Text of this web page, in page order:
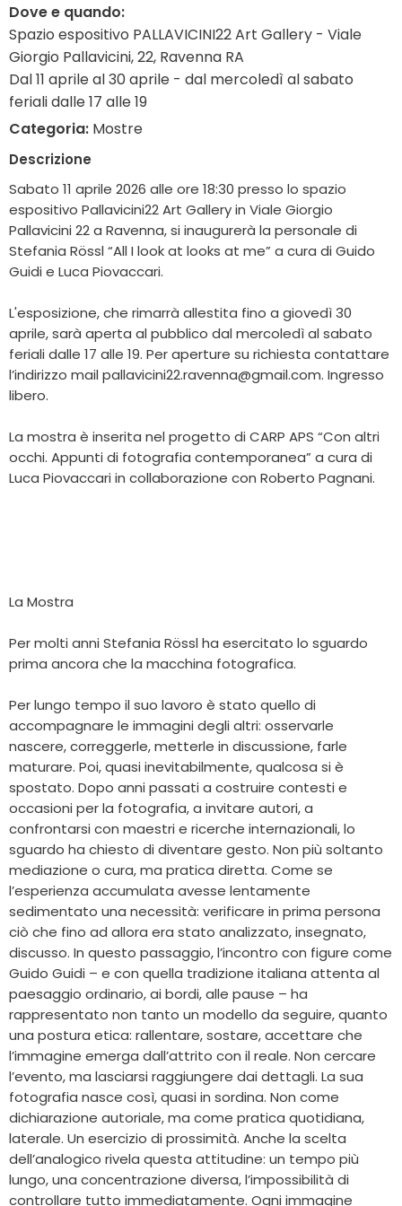
Dove e quando:
Spazio espositivo PALLAVICINI22 Art Gallery - Viale
Giorgio Pallavicini, 22, Ravenna RA
Dal 11 aprile al 30 aprile - dal mercoledì al sabato
feriali dalle 17 alle 19
Categoria: Mostre
Descrizione
Sabato 11 aprile 2026 alle ore 18:30 presso lo spazio
espositivo Pallavicini22 Art Gallery in Viale Giorgio
Pallavicini 22 a Ravenna, si inaugurerà la personale di
Stefania Rössl “All I look at looks at me” a cura di Guido
Guidi e Luca Piovaccari.
L'esposizione, che rimarrà allestita fino a giovedì 30
aprile, sarà aperta al pubblico dal mercoledì al sabato
feriali dalle 17 alle 19. Per aperture su richiesta contattare
l’indirizzo mail pallavicini22.ravenna@gmail.com. Ingresso
libero.
La mostra è inserita nel progetto di CARP APS “Con altri
occhi. Appunti di fotografia contemporanea” a cura di
Luca Piovaccari in collaborazione con Roberto Pagnani.
La Mostra
Per molti anni Stefania Rössl ha esercitato lo sguardo
prima ancora che la macchina fotografica.
Per lungo tempo il suo lavoro è stato quello di
accompagnare le immagini degli altri: osservarle
nascere, correggerle, metterle in discussione, farle
maturare. Poi, quasi inevitabilmente, qualcosa si è
spostato. Dopo anni passati a costruire contesti e
occasioni per la fotografia, a invitare autori, a
confrontarsi con maestri e ricerche internazionali, lo
sguardo ha chiesto di diventare gesto. Non più soltanto
mediazione o cura, ma pratica diretta. Come se
l’esperienza accumulata avesse lentamente
sedimentato una necessità: verificare in prima persona
ciò che fino ad allora era stato analizzato, insegnato,
discusso. In questo passaggio, l’incontro con figure come
Guido Guidi – e con quella tradizione italiana attenta al
paesaggio ordinario, ai bordi, alle pause – ha
rappresentato non tanto un modello da seguire, quanto
una postura etica: rallentare, sostare, accettare che
l’immagine emerga dall’attrito con il reale. Non cercare
l’evento, ma lasciarsi raggiungere dai dettagli. La sua
fotografia nasce così, quasi in sordina. Non come
dichiarazione autoriale, ma come pratica quotidiana,
laterale. Un esercizio di prossimità. Anche la scelta
dell’analogico rivela questa attitudine: un tempo più
lungo, una concentrazione diversa, l’impossibilità di
controllare tutto immediatamente. Ogni immagine